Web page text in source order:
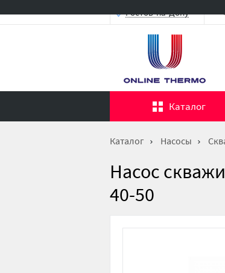
Ростов-на-Дону
Каталог
Каталог Насосы
Насос
40-50